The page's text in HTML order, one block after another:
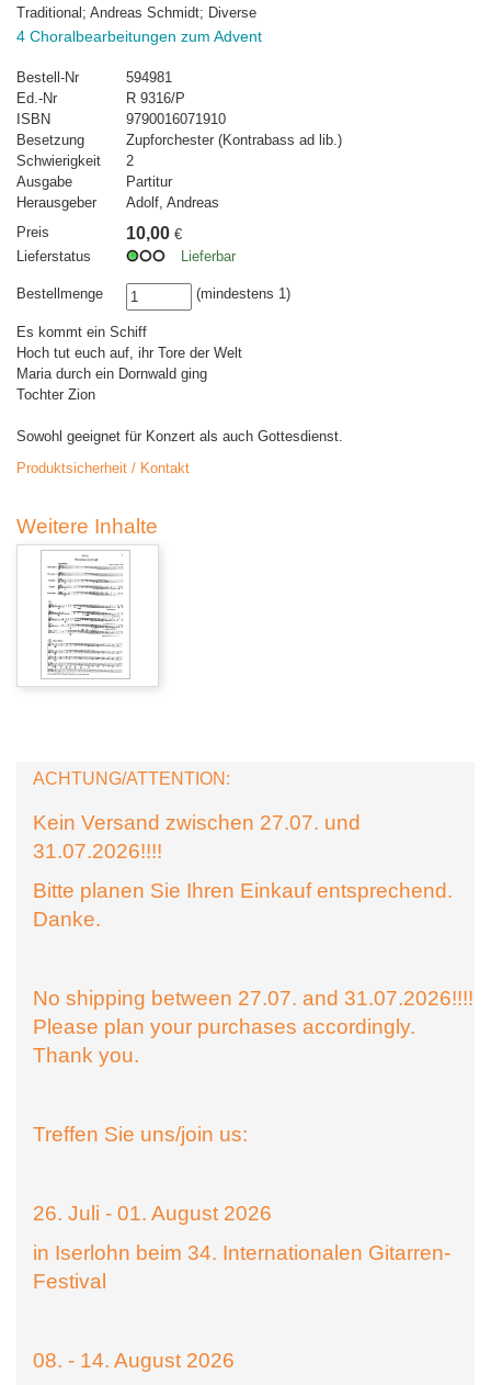
Traditional; Andreas Schmidt; Diverse
4 Choralbearbeitungen zum Advent
Bestell-Nr
594981
Ed.-Nr
R 9316/P
ISBN
9790016071910
Besetzung
Zupforchester (Kontrabass ad lib.)
Schwierigkeit
2
Ausgabe
Partitur
Herausgeber
Adolf, Andreas
Preis
10,00 €
Lieferstatus
Lieferbar
Bestellmenge (mindestens 1)
Es kommt ein Schiff
Hoch tut euch auf, ihr Tore der Welt
Maria durch ein Dornwald ging
Tochter Zion
Sowohl geeignet für Konzert als auch Gottesdienst.
Produktsicherheit / Kontakt
Weitere Inhalte
ACHTUNG/ATTENTION:
Kein Versand zwischen 27.07. und
31.07.2026!!!!
Bitte planen Sie Ihren Einkauf entsprechend.
Danke.
No shipping between 27.07. and 31.07.2026!!!!
Please plan your purchases accordingly.
Thank you.
Treffen Sie uns/join us:
26. Juli - 01. August 2026
in Iserlohn beim 34. Internationalen Gitarren-
Festival
08. - 14. August 2026